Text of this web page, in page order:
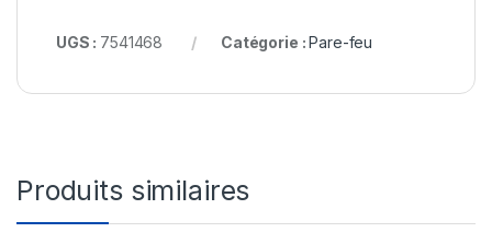
UGS : 7541468 Catégorie :Pare-feu
Produits similaires